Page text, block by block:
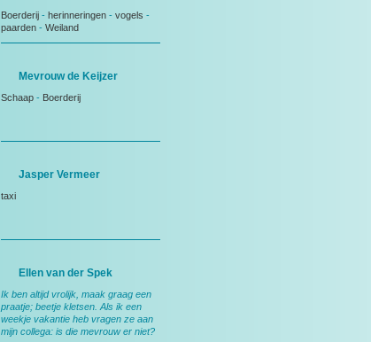
Boerderij - herinneringen - vogels -
paarden - Weiland
Mevrouw de Keijzer
Schaap - Boerderij
Jasper Vermeer
taxi
Ellen van der Spek
Ik ben altijd vrolijk, maak graag een
praatje; beetje kletsen. Als ik een
weekje vakantie heb vragen ze aan
mijn collega: is die mevrouw er niet?